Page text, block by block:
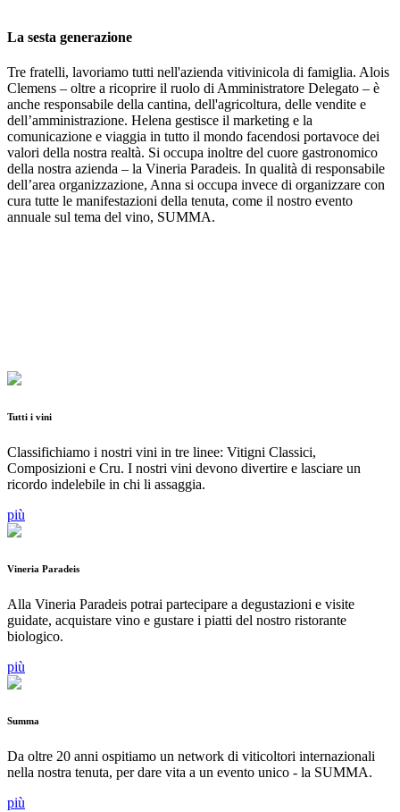
La sesta generazione
Tre fratelli, lavoriamo tutti nell'azienda vitivinicola di famiglia. Alois
Clemens – oltre a ricoprire il ruolo di Amministratore Delegato – è
anche responsabile della cantina, dell'agricoltura, delle vendite e
dell’amministrazione. Helena gestisce il marketing e la
comunicazione e viaggia in tutto il mondo facendosi portavoce dei
valori della nostra realtà. Si occupa inoltre del cuore gastronomico
della nostra azienda – la Vineria Paradeis. In qualità di responsabile
dell’area organizzazione, Anna si occupa invece di organizzare con
cura tutte le manifestazioni della tenuta, come il nostro evento
annuale sul tema del vino, SUMMA.
Tutti i vini
Classifichiamo i nostri vini in tre linee: Vitigni Classici,
Composizioni e Cru. I nostri vini devono divertire e lasciare un
ricordo indelebile in chi li assaggia.
più
Vineria Paradeis
Alla Vineria Paradeis potrai partecipare a degustazioni e visite
guidate, acquistare vino e gustare i piatti del nostro ristorante
biologico.
più
Summa
Da oltre 20 anni ospitiamo un network di viticoltori internazionali
nella nostra tenuta, per dare vita a un evento unico - la SUMMA.
più